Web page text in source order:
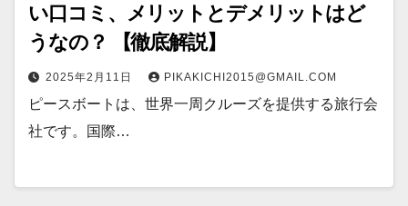
い口コミ、メリットとデメリットはど
うなの？ 【徹底解説】
2025年2月11日 PIKAKICHI2015@GMAIL.COM
ピースボートは、世界一周クルーズを提供する旅行会
社です。国際…